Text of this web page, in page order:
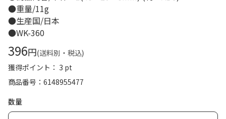
●重量/11g
●生産国/日本
●WK-360
396円(送料別・税込)
獲得ポイント： 3 pt
商品番号
6148955477
数量